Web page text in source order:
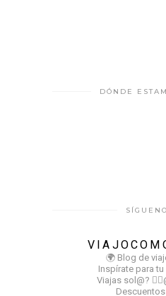
DÓNDE
🌍 Blog de
Inspírate para
Viajas sol@?